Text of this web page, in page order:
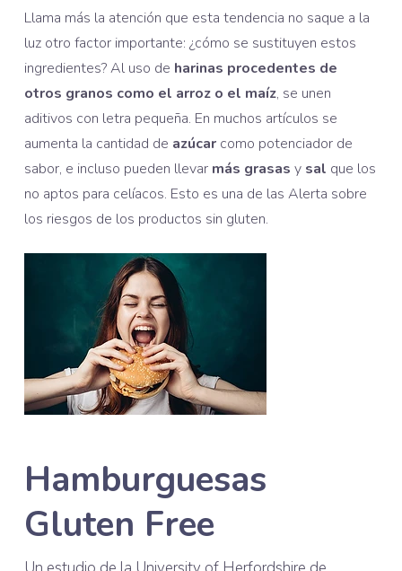
Llama más la atención que esta tendencia no saque a la
luz otro factor importante: ¿cómo se sustituyen estos
ingredientes? Al uso de harinas procedentes de
otros granos como el arroz o el maíz, se unen
aditivos con letra pequeña. En muchos artículos se
aumenta la cantidad de azúcarcomo potenciador de
sabor, e incluso pueden llevar más grasas y sal que los
no aptos para celíacos. Esto es una de las Alerta sobre
los riesgos de los productos sin gluten.
Hamburguesas
Gluten Free